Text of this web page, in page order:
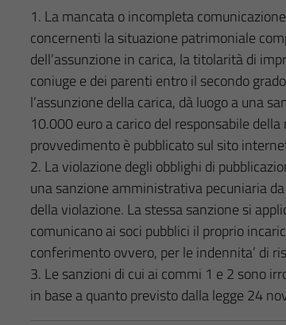
1. La mancata o incompleta
concernenti la situazione patrimoniale
dell’assunzione in carica, la titolarità di
coniuge e dei parenti entro il secondo
l’assunzione della carica, dà luogo a una
10.000 euro a carico del responsabile
provvedimento è pubblicato sul sito
2. La violazione degli obblighi di
una sanzione amministrativa pecuniaria
della violazione. La stessa sanzione si
comunicano ai soci pubblici il proprio
conferimento ovvero, per le indennita’ di
3. Le sanzioni di cui ai commi 1 e 2 sono
in base a quanto previsto dalla legge 24